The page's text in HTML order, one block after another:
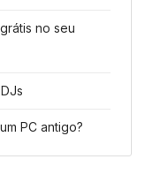
no seu
PC antigo?